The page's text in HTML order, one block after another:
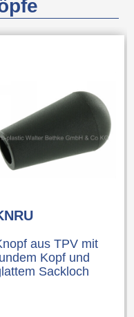
aus TPV mit
Kopf und
Sackloch